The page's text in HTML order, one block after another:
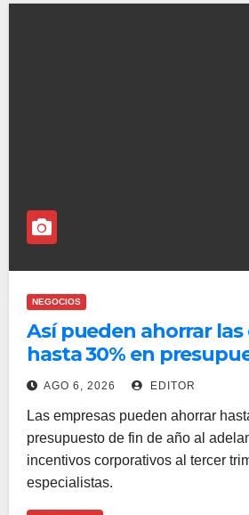
NEGOCIOS
Así pueden ahorrar las
hasta 30% en
AGO 6, 2026 EDITOR
Las empresas pueden ahorrar
presupuesto de fin de año al
incentivos corporativos al tercer
especialistas.